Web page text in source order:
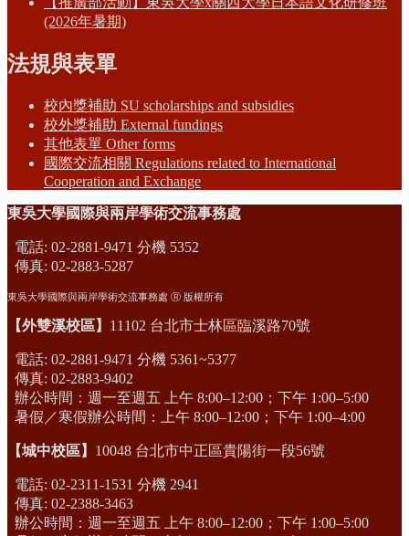
(2026年暑期)
法規與表單
校內獎補助 SU scholarships and subsidies
校外獎補助 External fundings
其他表單 Other forms
國際交流相關 Regulations related to International
Cooperation and Exchange
東吳大學國際與兩岸學術交流事務處
電話: 02-2881-9471 分機 5352
傳真: 02-2883-5287
東吳大學國際與兩岸學術交流事務處 Ⓡ 版權所有
【外雙溪校區】 11102 台北市士林區臨溪路70號
電話: 02-2881-9471 分機 5361~5377
傳真: 02-2883-9402
辦公時間：週一至週五 上午 8:00–12:00；下午 1:00–5:00
暑假／寒假辦公時間：上午 8:00–12:00；下午 1:00–4:00
【城中校區】 10048 台北市中正區貴陽街一段56號
電話: 02-2311-1531 分機 2941
傳真: 02-2388-3463
辦公時間：週一至週五 上午 8:00–12:00；下午 1:00–5:00